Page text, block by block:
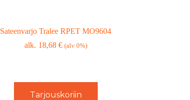
Sateenvarjo Tralee RPET MO9604
18,68 € (alv 0%)
Tarjouskoriin